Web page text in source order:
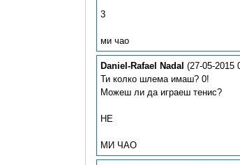
3
ми чао
Daniel-Rafael Nadal (27-05-2015
Ти колко шлема имаш? 0!
Можеш ли да играеш тенис?
НЕ
МИ ЧАО